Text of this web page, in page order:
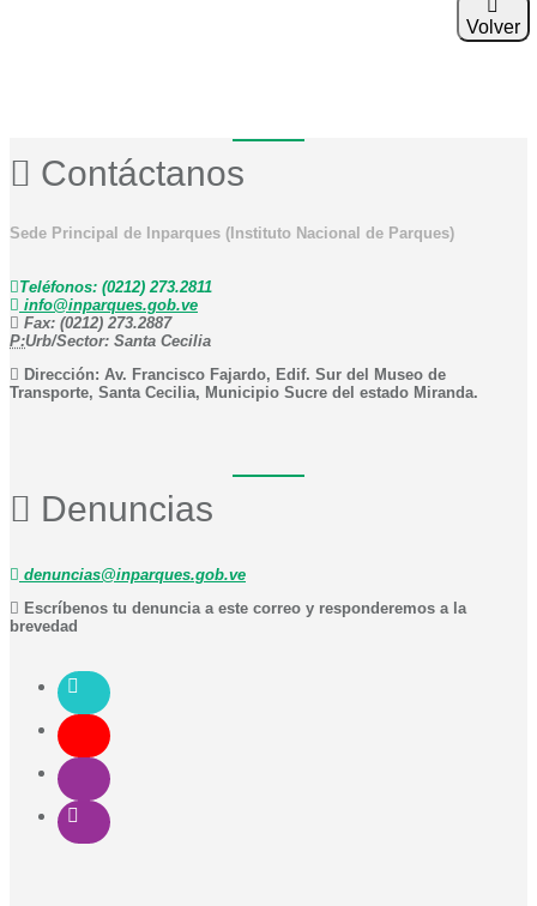
Volver
Contáctanos
Sede Principal de Inparques (Instituto Nacional de Parques)
Teléfonos: (0212) 273.2811
info@inparques.gob.ve
Fax: (0212) 273.2887
P:Urb/Sector: Santa Cecilia
Dirección: Av. Francisco Fajardo, Edif. Sur del Museo de
Transporte, Santa Cecilia, Municipio Sucre del estado Miranda.
Denuncias
denuncias@inparques.gob.ve
Escríbenos tu denuncia a este correo y responderemos a la
brevedad